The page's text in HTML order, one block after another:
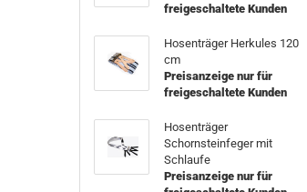
freigeschaltete Kunden
Hosenträger Herkules 120
cm
Preisanzeige nur für
freigeschaltete Kunden
Hosenträger
Schornsteinfeger mit
Schlaufe
Preisanzeige nur für